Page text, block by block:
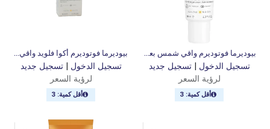
بيوديرما فوتوديرم واقي شمس بعامل حماية 50 جولدن ، 40 مل
تسجيل الدخول |تسجيل جديد
لرؤية السعر
أقل كمية: 3
بيوديرما فوتوديرم أكوا فلويد واقي شمس بعامل حماية 50 كلير لايت ، 40 مل
تسجيل الدخول |تسجيل جديد
لرؤية السعر
أقل كمية: 3